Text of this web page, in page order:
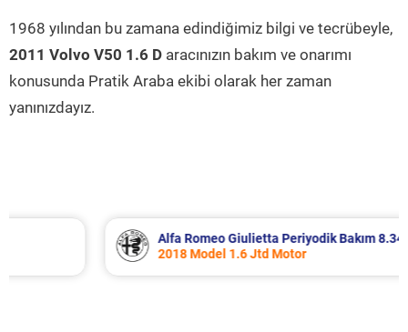
1968 yılından bu zamana edindiğimiz bilgi ve tecrübeyle,
2011 Volvo V50 1.6 D aracınızın bakım ve onarımı
konusunda Pratik Araba ekibi olarak her zaman
yanınızdayız.
Alfa Romeo Giulietta Periyodik Bakım 8.340 TL
2018 Model 1.6 Jtd Motor